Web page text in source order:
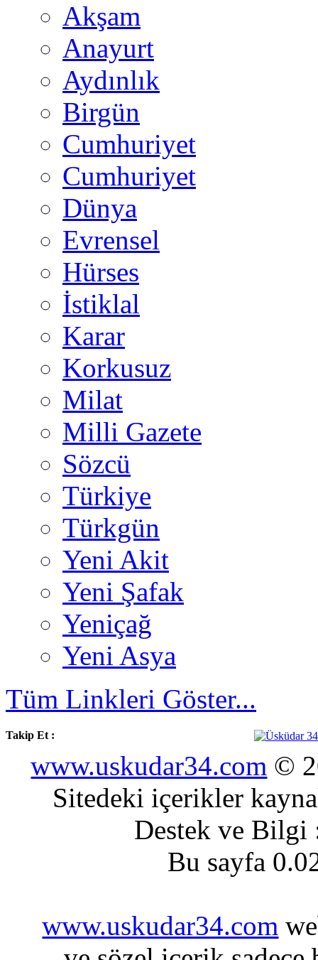
Akşam
Anayurt
Aydınlık
Birgün
Cumhuriyet
Cumhuriyet
Dünya
Evrensel
Hürses
İstiklal
Karar
Korkusuz
Milat
Milli Gazete
Sözcü
Türkiye
Türkgün
Yeni Akit
Yeni Şafak
Yeniçağ
Yeni Asya
Tüm Linkleri Göster...
Takip Et :
www.uskudar34.com ©
Sitedeki içerikler
Destek ve
Bu sayfa
www.uskudar34.com